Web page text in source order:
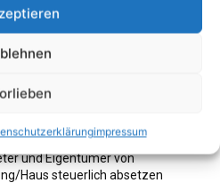
impressum
Heizungsableser
Steuererklärung: Was
und Eigentümer von
Haus steuerlich absetzen